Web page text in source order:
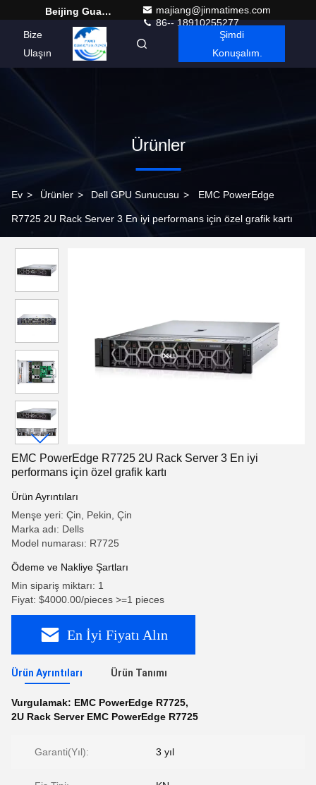
Beijing Guangtian Runze Technology Co., Ltd.
majiang@jinmatimes.com
86-- 18910255277
Bize
Ulaşın
Turkish
Şimdi
Konuşalım.
Ürünler
Ev > Ürünler > Dell GPU Sunucusu > EMC PowerEdge
R7725 2U Rack Server 3 En iyi performans için özel grafik kartı
EMC PowerEdge R7725 2U Rack Server 3 En iyi
performans için özel grafik kartı
Ürün Ayrıntıları
Menşe yeri: Çin, Pekin, Çin
Marka adı: Dells
Model numarası: R7725
Ödeme ve Nakliye Şartları
Min sipariş miktarı: 1
Fiyat: $4000.00/pieces >=1 pieces
En İyi Fiyatı Alın
Ürün Ayrıntıları Ürün Tanımı
Vurgulamak: EMC PowerEdge R7725,
2U Rack Server EMC PowerEdge R7725
Garanti(Yıl): 3 yıl